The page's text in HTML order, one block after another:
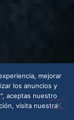
mejorar
los anuncios y
aceptas nuestro
visita nuestra